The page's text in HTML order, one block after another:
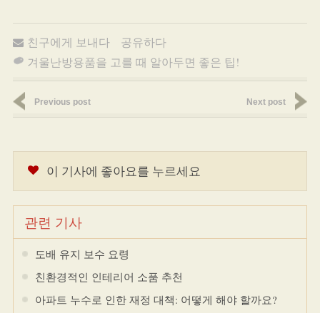
친구에게 보내다
공유하다
겨울난방용품을 고를 때 알아두면 좋은 팁!
Previous post Next post
이 기사에 좋아요를 누르세요
관련 기사
도배 유지 보수 요령
친환경적인 인테리어 소품 추천
아파트 누수로 인한 재정 대책: 어떻게 해야 할까요?